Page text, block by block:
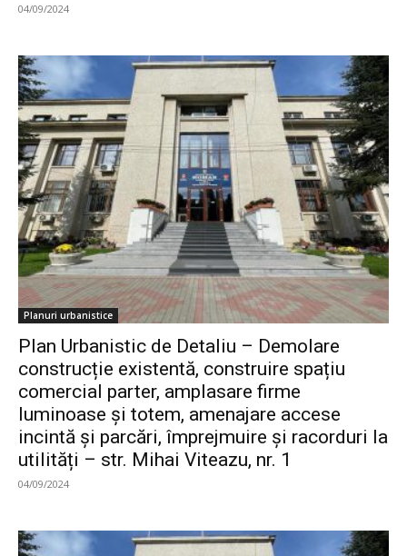
04/09/2024
Planuri urbanistice
Plan Urbanistic de Detaliu – Demolare
construcție existentă, construire spațiu
comercial parter, amplasare firme
luminoase și totem, amenajare accese
incintă și parcări, împrejmuire și racorduri la
utilități – str. Mihai Viteazu, nr. 1
04/09/2024